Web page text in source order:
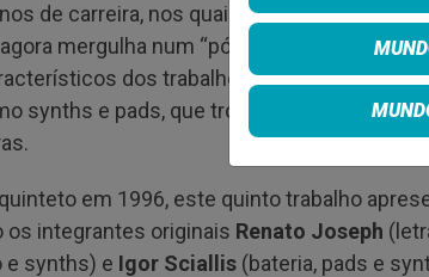
de carreira, nos quais gravitou por
mergulha num “pós-no wave prog”,
dos trabalhos anteriores mas,
synths e pads, que trouxeram a atmosfera
em 1996, este quinto trabalho
os integrantes originais Renato Joseph
e synths) e Igor Sciallis (bateria, pads e